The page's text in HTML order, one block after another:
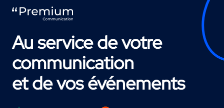
Au service de votre
communication
et de vos événements